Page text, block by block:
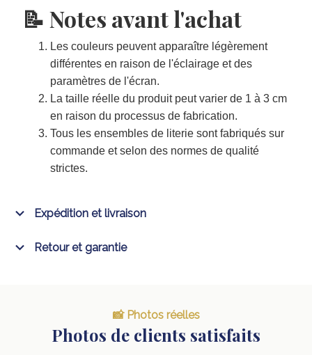
📝 Notes avant l'achat
Les couleurs peuvent apparaître légèrement
différentes en raison de l'éclairage et des
paramètres de l'écran.
La taille réelle du produit peut varier de 1 à 3 cm
en raison du processus de fabrication.
Tous les ensembles de literie sont fabriqués sur
commande et selon des normes de qualité
strictes.
Expédition et livraison
Retour et garantie
📸 Photos réelles
Photos de clients satisfaits